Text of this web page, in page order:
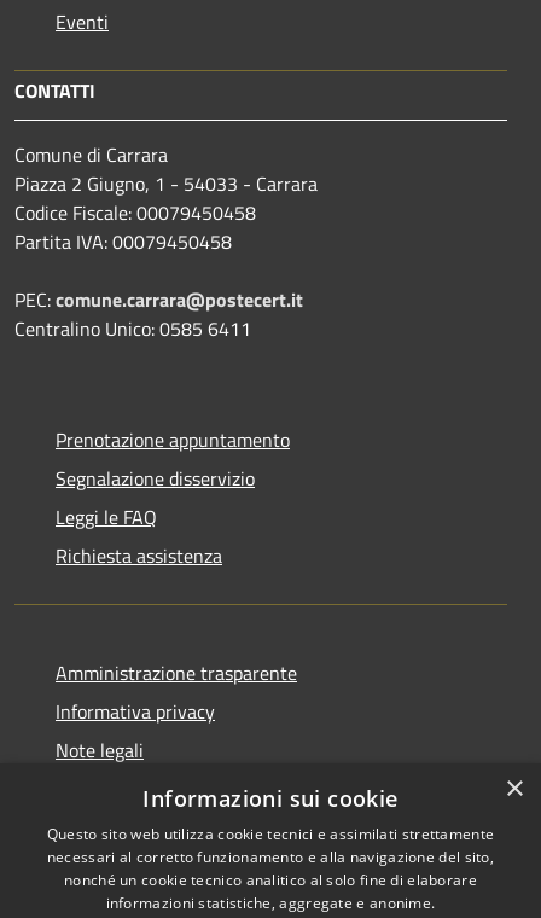
Eventi
CONTATTI
Comune di Carrara
Piazza 2 Giugno, 1 - 54033 - Carrara
Codice Fiscale: 00079450458
Partita IVA: 00079450458
PEC:comune.carrara@postecert.it
Centralino Unico: 0585 6411
Prenotazione appuntamento
Segnalazione disservizio
Leggi le FAQ
Richiesta assistenza
Amministrazione trasparente
Informativa privacy
Note legali
Dichiarazione di accessibilità
Copyright © 2026 • Comune di
×
Informazioni sui cookie
Questo sito web utilizza cookie tecnici e assimilati strettamente
necessari al corretto funzionamento e alla navigazione del sito,
nonché un cookie tecnico analitico al solo fine di elaborare
informazioni statistiche, aggregate e anonime.